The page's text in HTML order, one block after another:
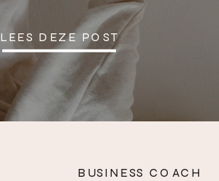
LEES DEZE POST
BUSINESS COACH